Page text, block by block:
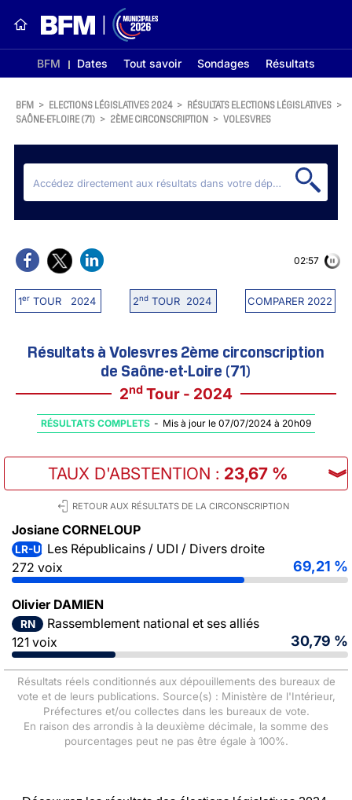
BFM Dates Tout savoir Sondages Résultats
BFM > ELECTIONS LÉGISLATIVES 2024 > RÉSULTATS ELECTIONS LÉGISLATIVES >
SAÔNE-ET-LOIRE (71) > 2ÈME CIRCONSCRIPTION > VOLESVRES
1erTOUR 2024 2ndTOUR 2024 COMPARER 2022
02:56
Résultats à Volesvres 2ème circonscription
de Saône-et-Loire (71)
2nd Tour - 2024
RÉSULTATS COMPLETS - Mis à jour le 07/07/2024 à 20h09
TAUX D'ABSTENTION : 23,67 % ︾
RETOUR AUX RÉSULTATS DE LA CIRCONSCRIPTION
Josiane CORNELOUP
LR-UDI-DVDLes Républicains / UDI / Divers droite
272 voix
69,21 %
Olivier DAMIEN
RN
Rassemblement national et ses alliés
121 voix
30,79 %
Résultats réels conditionnés aux dépouillements des bureaux de
vote et de leurs publications. Source(s) : Ministère de l'Intérieur,
Préfectures et/ou collectes dans les bureaux de vote.
En raison des arrondis à la deuxième décimale, la somme des
pourcentages peut ne pas être égale à 100%.